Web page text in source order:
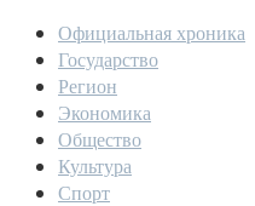
Официальная хроника
Государство
Регион
Экономика
Общество
Культура
Спорт